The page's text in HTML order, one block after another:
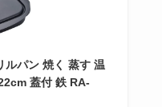
パン 焼く 蒸す 温
蓋付 鉄 RA-